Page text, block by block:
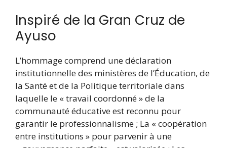
Inspiré de la Gran Cruz de
Ayuso
L’hommage comprend une déclaration
institutionnelle des ministères de l’Éducation, de
la Santé et de la Politique territoriale dans
laquelle le « travail coordonné » de la
communauté éducative est reconnu pour
garantir le professionnalisme ; La « coopération
entre institutions » pour parvenir à une